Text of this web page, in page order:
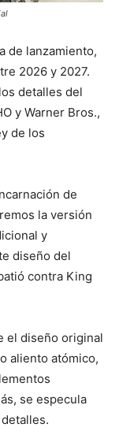
de lanzamiento,
2026 y 2027.
detalles del
y Warner Bros.,
de los
de
la versión
y
diseño del
contra King
el diseño original
aliento atómico,
se especula